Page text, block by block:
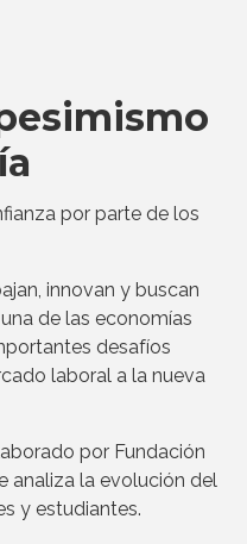
por parte de los
innovan y buscan
de las economías
desafíos
laboral a la nueva
por Fundación
analiza la evolución del
y estudiantes.